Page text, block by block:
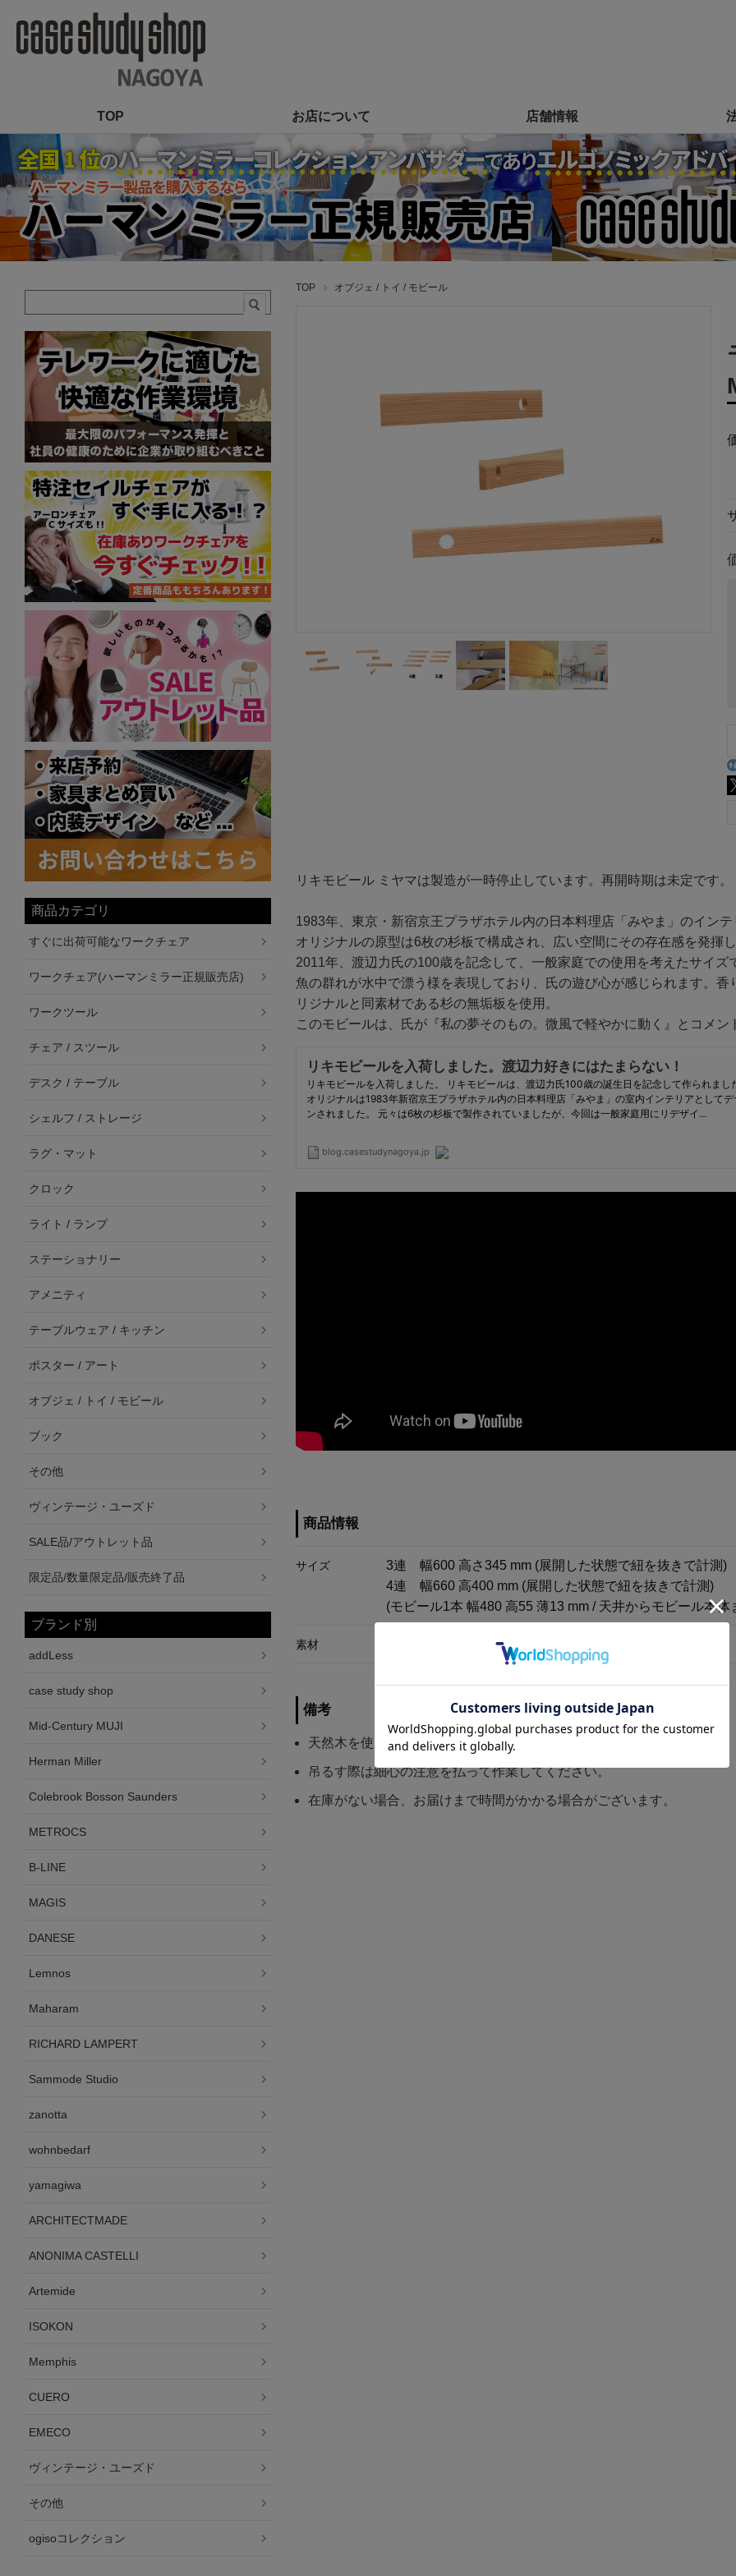
TOP お店について 店舗情報
TOP オブジェ / トイ / モビール
リキモビール ミヤマは製造が一時停止しています。再開時期は未定です。
1983年、東京・新宿京王プラザホテル内の日本料理店「みやま」のイン
オリジナルの原型は6枚の杉板で構成され、広い空間にその存在感を発揮し
2011年、渡辺力氏の100歳を記念して、一般家庭での使用を考えたサイズ
魚の群れが水中で漂う様を表現しており、氏の遊び心が感じられます。
リジナルと同素材である杉の無垢板を使用。
このモビールは、氏が『私の夢そのもの。微風で軽やかに動く』とコメン
商品情報
サイズ
3連 幅600 高さ345 mm (展開した状態で紐を抜きで計測)
4連 幅660 高400 mm (展開した状態で紐を抜きで計測)
(モビール1本 幅480 高55 薄13 mm / 天井からモビール本
素材
備考
天然木を使用しているため木目に個体差があります。
吊るす際は細心の注意を払って作業してください。
在庫がない場合、お届けまで時間がかかる場合がございます。
商品カテゴリ
すぐに出荷可能なワークチェア
ワークチェア(ハーマンミラー正規販売店)
ワークツール
チェア / スツール
デスク / テーブル
シェルフ / ストレージ
ラグ・マット
クロック
ライト / ランプ
ステーショナリー
アメニティ
テーブルウェア / キッチン
ポスター / アート
オブジェ / トイ / モビール
ブック
その他
ヴィンテージ・ユーズド
SALE品/アウトレット品
限定品/数量限定品/販売終了品
ブランド別
addLess
case study shop
Mid-Century MUJI
Herman Miller
Colebrook Bosson Saunders
METROCS
B-LINE
MAGIS
DANESE
Lemnos
Maharam
RICHARD LAMPERT
Sammode Studio
zanotta
wohnbedarf
yamagiwa
ARCHITECTMADE
ANONIMA CASTELLI
Artemide
ISOKON
Memphis
CUERO
EMECO
ヴィンテージ・ユーズド
その他
ogisoコレクション